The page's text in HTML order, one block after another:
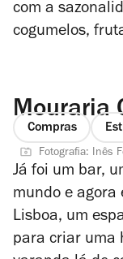
com a
cogumelos,
Mouraria
Compras
Fotografia: Inês
Já foi um bar,
mundo e agora
Lisboa, um
para criar uma